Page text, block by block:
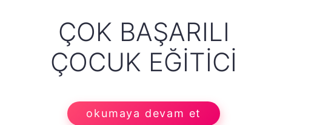
ÇOK BAŞARILI
ÇOCUK EĞITICI
okumaya devam et